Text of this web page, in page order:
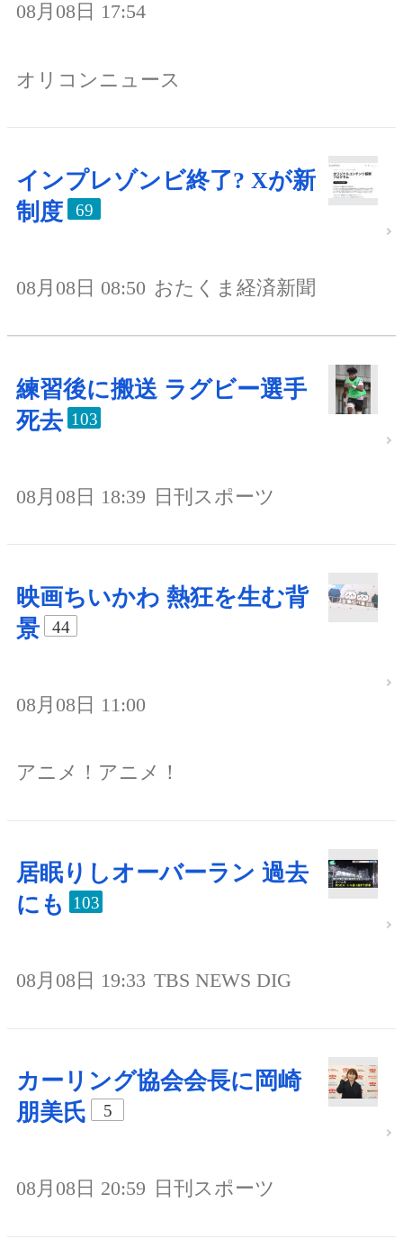
08月08日 17:54
オリコンニュース
インプレゾンビ終了? Xが新
制度
69
08月08日 08:50 おたくま経済新聞
練習後に搬送 ラグビー選手
死去 103
08月08日 18:39 日刊スポーツ
映画ちいかわ 熱狂を生む背
景
44
08月08日 11:00
アニメ！アニメ！
居眠りしオーバーラン 過去
にも
103
08月08日 19:33 TBS NEWS DIG
カーリング協会会長に岡崎
朋美氏
5
08月08日 20:59 日刊スポーツ